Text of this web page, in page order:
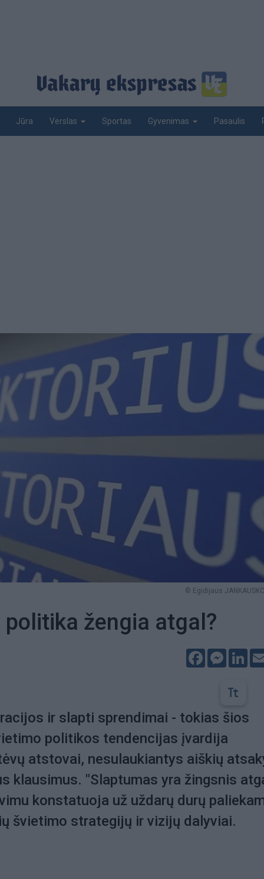
Jūra Verslas Sportas Gyvenimas Pasaulis
© Egidijaus
žengia atgal?
Facebook
ir slapti sprendimai - tokias šios
politikos tendencijas įvardija
atstovai, nesulaukiantys aiškių
klausimus. "Slaptumas yra žingsnis
konstatuoja už uždarų durų
švietimo strategijų ir vizijų dalyviai.